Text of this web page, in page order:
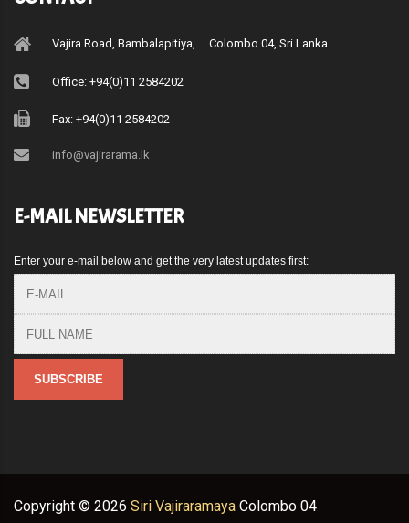
Vajira Road, Bambalapitiya, Colombo 04, Sri Lanka.
Office: +94(0)11 2584202
Fax: +94(0)11 2584202
info@vajirarama.lk
E-MAIL NEWSLETTER
Enter your e-mail below and get the very latest updates first:
Copyright © 2026 Siri Vajiraramaya Colombo 04